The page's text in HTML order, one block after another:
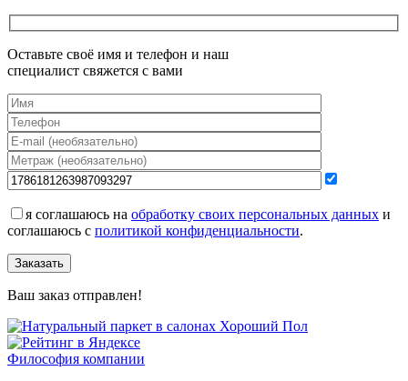
Оставьте своё имя и телефон и наш
специалист свяжется с вами
я соглашаюсь на обработку своих персональных данных и
соглашаюсь с политикой конфиденциальности.
Заказать
Ваш заказ отправлен!
Философия компании